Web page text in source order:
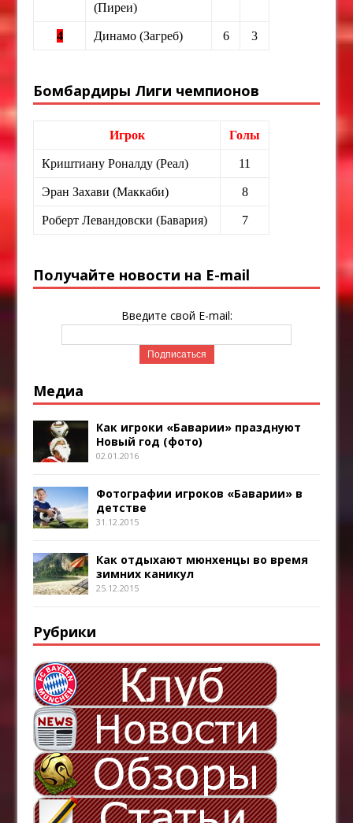
(Пиреи)
4 Динамо (Загреб) 6 3
Бомбардиры Лиги чемпионов
Игрок Голы
Криштиану Роналду (Реал) 11
Эран Захави (Маккаби) 8
Роберт Левандовски (Бавария) 7
Получайте новости на E-mail
Введите свой E-mail:
Медиа
Как игроки «Баварии» празднуют
Новый год (фото)
02.01.2016
Фотографии игроков «Баварии» в
детстве
31.12.2015
Как отдыхают мюнхенцы во время
зимних каникул
25.12.2015
Рубрики